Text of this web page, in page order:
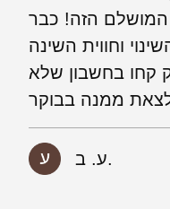
המושלם הזה! כבר
וחווית השינה
קחו בחשבון שלא
ע. ב.